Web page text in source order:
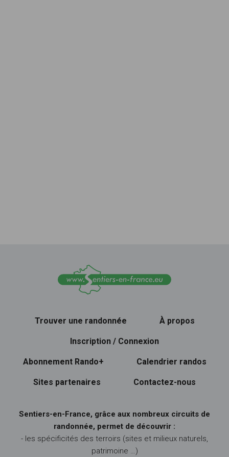
Trouver une randonnée À propos
Inscription / Connexion
Abonnement Rando+ Calendrier randos
Sites partenaires Contactez-nous
Sentiers-en-France, grâce aux nombreux circuits de
randonnée, permet de découvrir :
- les spécificités des terroirs (sites et milieux naturels,
patrimoine …)